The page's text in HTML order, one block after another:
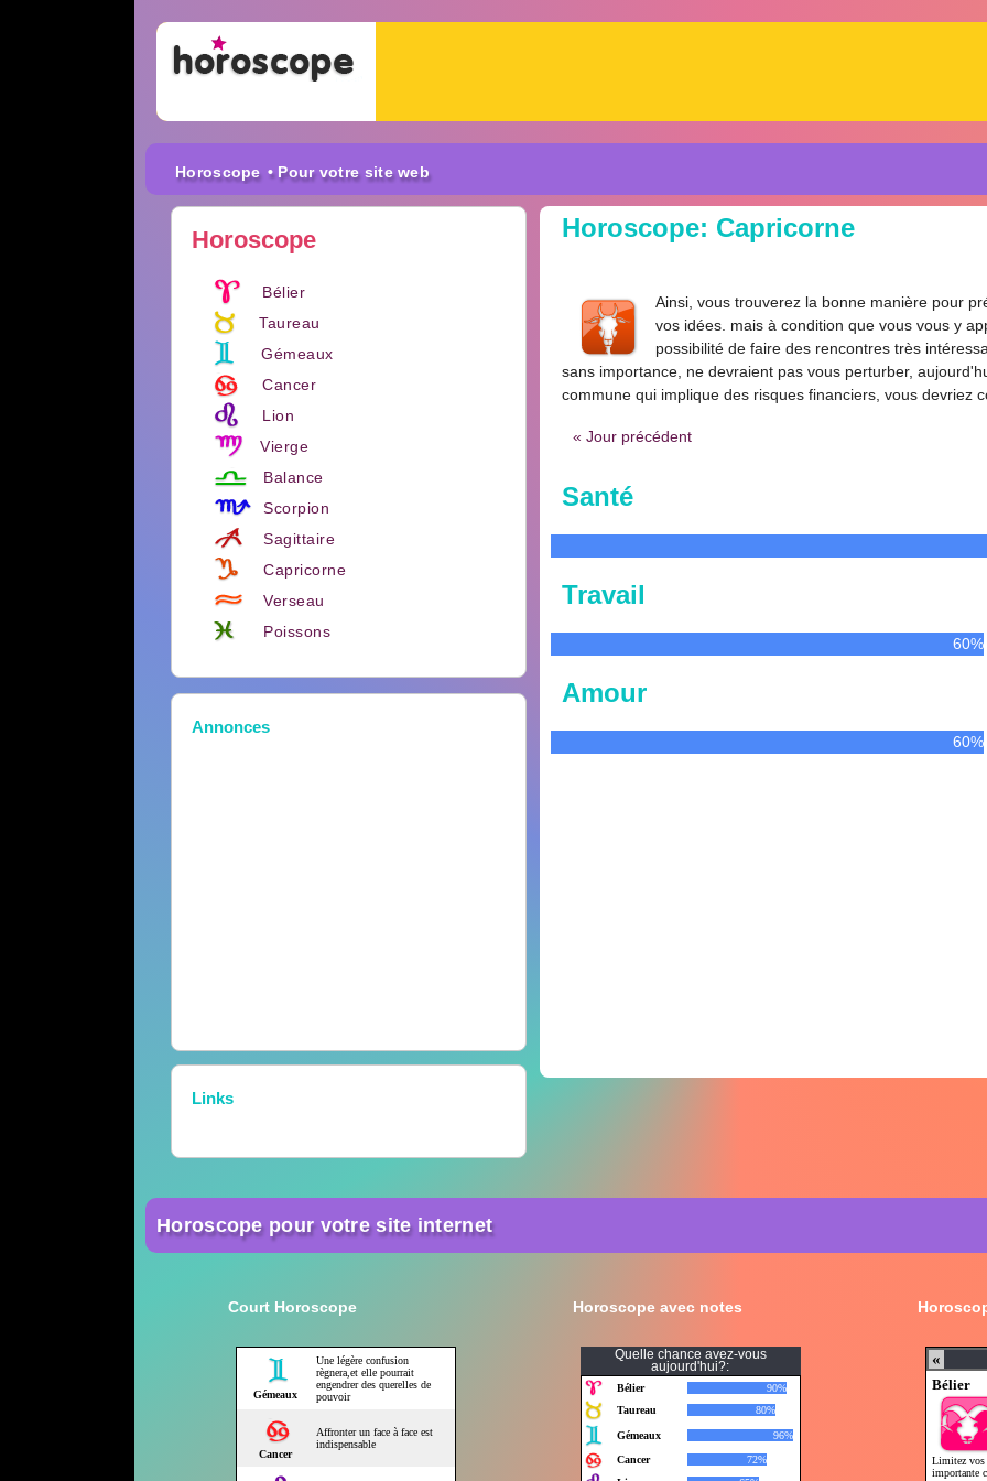
Horoscope • Pour votre site web
Horoscope
Bélier
Taureau
Gémeaux
Cancer
Lion
Vierge
Balance
Scorpion
Sagittaire
Capricorne
Verseau
Poissons
Annonces
Links
Horoscope: Capricorne
Ainsi, vous trouverez la bonne manière pour
vos idées. mais à condition que vous vous y
possibilité de faire des rencontres très
sans importance, ne devraient pas vous perturber,
commune qui implique des risques financiers, vous devriez
« Jour précédent
Santé
Travail
60%
Amour
60%
Horoscope pour votre site internet
Court Horoscope Horoscope avec notes
Quelle chance avez-vous
aujourd'hui?: